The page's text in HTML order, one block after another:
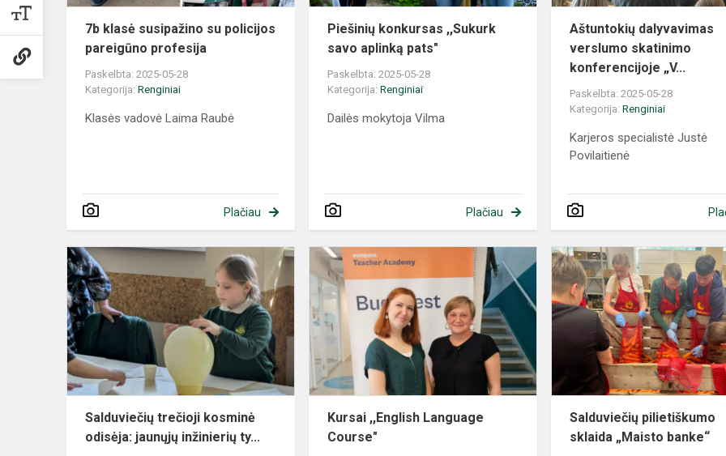
7b klasė susipažino su policijos
pareigūno profesija
Paskelbta: 2025-05-28
Kategorija: Renginiai
Klasės vadovė Laima Raubė
Plačiau
Piešinių konkursas ,,Sukurk
savo aplinką pats"
Paskelbta: 2025-05-28
Kategorija:Renginiai
Dailės mokytoja Vilma
Plačiau
Aštuntokių dalyvavimas
verslumo skatinimo
konferencijoje „V...
Paskelbta: 2025-05-28
Kategorija:Renginiai
Karjeros specialistė Justė
Povilaitienė
Salduviečių trečioji kosminė
odisėja: jaunųjų inžinierių ty...
Kursai ,,English Language
Course"
Salduviečių pilietiškumo
sklaida „Maisto banke“